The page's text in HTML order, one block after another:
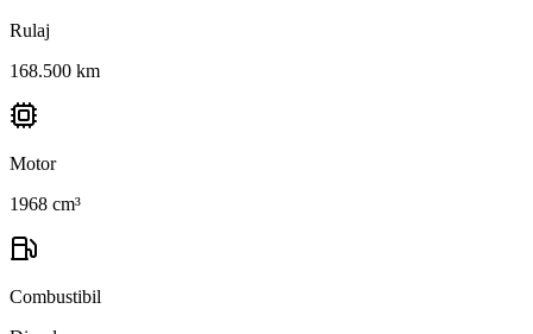
Rulaj
168.500 km
Motor
1968 cm³
Combustibil